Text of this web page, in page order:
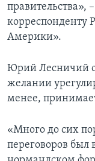
правительства»,
корреспонденту
Америки».
Юрий Лесничий
желании
менее,
«Много до сих
переговоров был